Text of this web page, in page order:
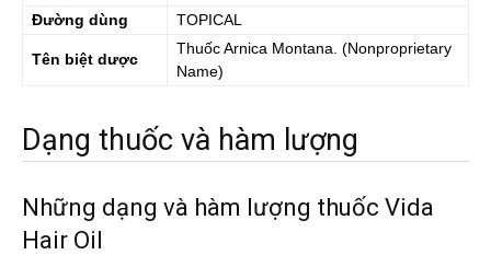
Đường dùng
TOPICAL
Tên biệt dược
ThuốcArnica Montana. (Nonproprietary
Name)
Dạng thuốc và hàm lượng
Những dạng và hàm lượng thuốc Vida
Hair Oil